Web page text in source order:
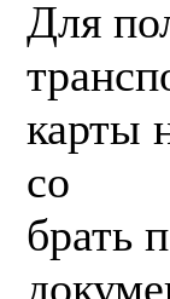
Для
карты
со ­
брать